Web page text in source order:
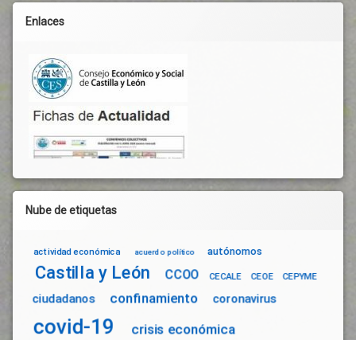
Enlaces
Nube de etiquetas
actividad económica acuerdo político autónomos
Castilla y León CCOO CECALE CEOE CEPYME
ciudadanos confinamiento coronavirus
covid-19 crisis económica